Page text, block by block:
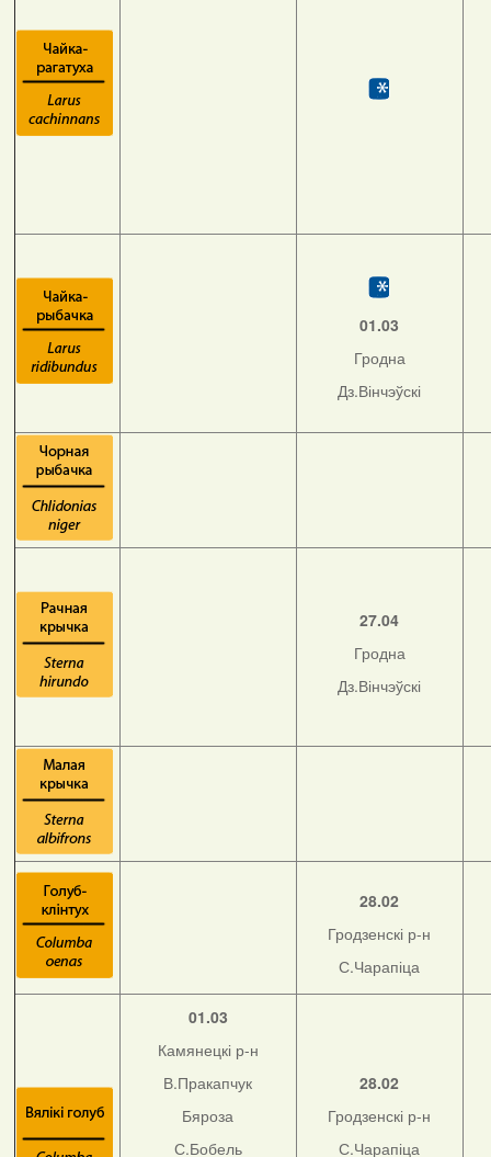
01.03
Гродна
Дз.Вінчэўскі
27.04
Гродна
Дз.Вінчэўскі
28.02
Гродзенскі р-н
С.Чарапіца
01.03
Камянецкі р-н
В.Пракапчук
Бяроза
С.Бобель
28.02
Гродзенскі р-н
С.Чарапіца